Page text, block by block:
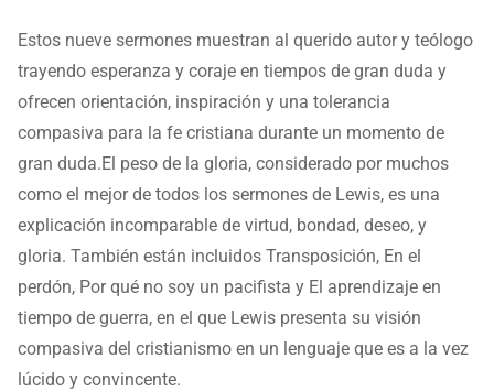
Estos nueve sermones muestran al querido autor y teólogo
trayendo esperanza y coraje en tiempos de gran duda y
ofrecen orientación, inspiración y una tolerancia
compasiva para la fe cristiana durante un momento de
gran duda.El peso de la gloria, considerado por muchos
como el mejor de todos los sermones de Lewis, es una
explicación incomparable de virtud, bondad, deseo, y
gloria. También están incluidos Transposición, En el
perdón, Por qué no soy un pacifista y El aprendizaje en
tiempo de guerra, en el que Lewis presenta su visión
compasiva del cristianismo en un lenguaje que es a la vez
lúcido y convincente.